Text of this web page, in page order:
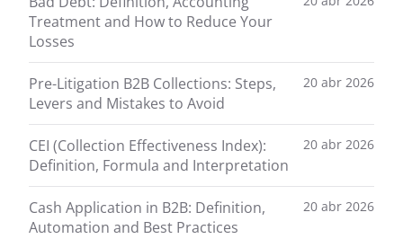
Treatment and How to Reduce Your
Losses
Pre-Litigation B2B Collections: Steps,
Levers and Mistakes to Avoid
20 abr 2026
CEI (Collection Effectiveness Index):
Definition, Formula and Interpretation
20 abr 2026
Cash Application in B2B: Definition,
Automation and Best Practices
20 abr 2026